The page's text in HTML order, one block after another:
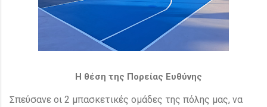
Η θέση της Πορείας Ευθύνης
Σπεύσανε οι 2 μπασκετικές ομάδες της πόλης μας, να